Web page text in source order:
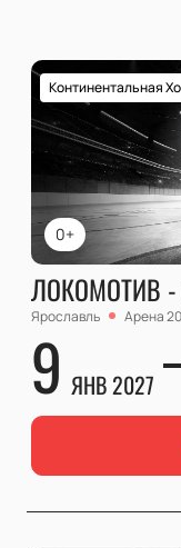
0+
Континентальная
ЛОКОМОТИВ
Ярославль Арена
9 ЯНВ 2027